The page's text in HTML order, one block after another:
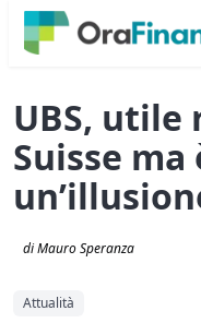
UBS, utile
Suisse ma
di Mauro Speranza
Attualità